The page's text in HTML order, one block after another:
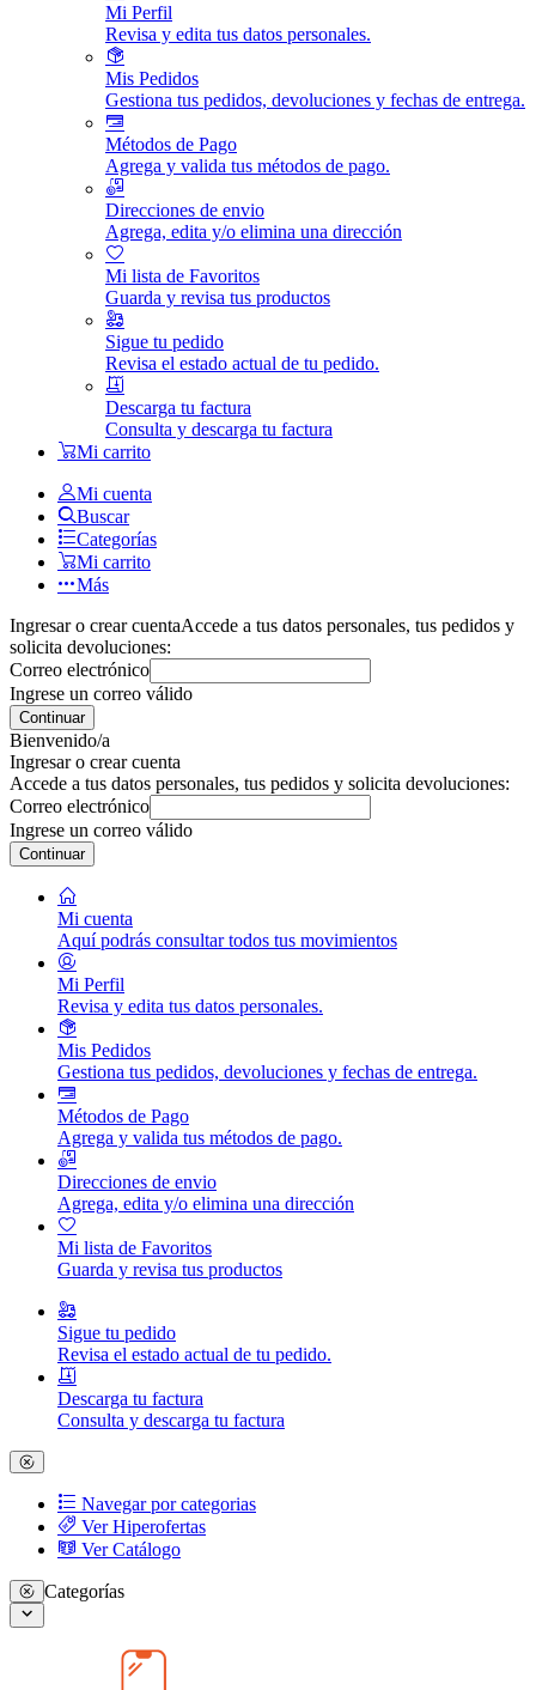
Mi Perfil
Revisa y edita tus datos personales.
Mis Pedidos
Gestiona tus pedidos, devoluciones y fechas de entrega.
Métodos de Pago
Agrega y valida tus métodos de pago.
Direcciones de envio
Agrega, edita y/o elimina una dirección
Mi lista de Favoritos
Guarda y revisa tus productos
Sigue tu pedido
Revisa el estado actual de tu pedido.
Descarga tu factura
Consulta y descarga tu factura
Mi carrito
Mi cuenta
Buscar
Categorías
Mi carrito
Más
Ingresar o crear cuentaAccede a tus datos personales, tus pedidos y
solicita devoluciones:
Correo electrónico
Ingrese un correo válido
Continuar
Bienvenido/a
Ingresar o crear cuenta
Accede a tus datos personales, tus pedidos y solicita devoluciones:
Correo electrónico
Ingrese un correo válido
Continuar
Mi cuenta
Aquí podrás consultar todos tus movimientos
Mi Perfil
Revisa y edita tus datos personales.
Mis Pedidos
Gestiona tus pedidos, devoluciones y fechas de entrega.
Métodos de Pago
Agrega y valida tus métodos de pago.
Direcciones de envio
Agrega, edita y/o elimina una dirección
Mi lista de Favoritos
Guarda y revisa tus productos
Sigue tu pedido
Revisa el estado actual de tu pedido.
Descarga tu factura
Consulta y descarga tu factura
Navegar por categorias
Ver Hiperofertas
Ver Catálogo
Categorías